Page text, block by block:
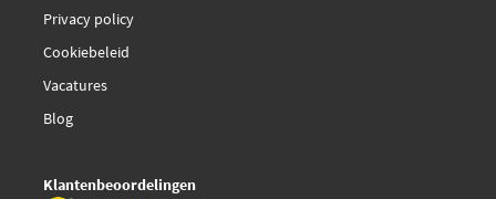
Privacy policy
Cookiebeleid
Vacatures
Blog
Klantenbeoordelingen